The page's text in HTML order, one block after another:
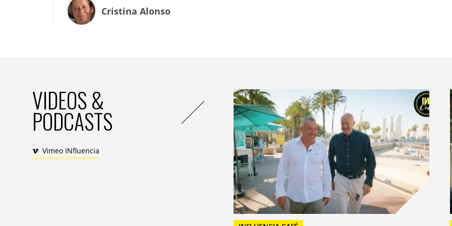
» et une vraie volonté de la part des communautés de vouloir répondre aux managers.
IN. : audacieux…
problématiques RSE.
Cristina Alonso
VIDEOS &
PODCASTS
Vimeo INfluencia